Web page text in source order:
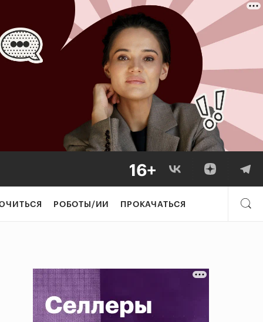
РОБОТЫ/ИИ ПРОКАЧАТЬСЯ